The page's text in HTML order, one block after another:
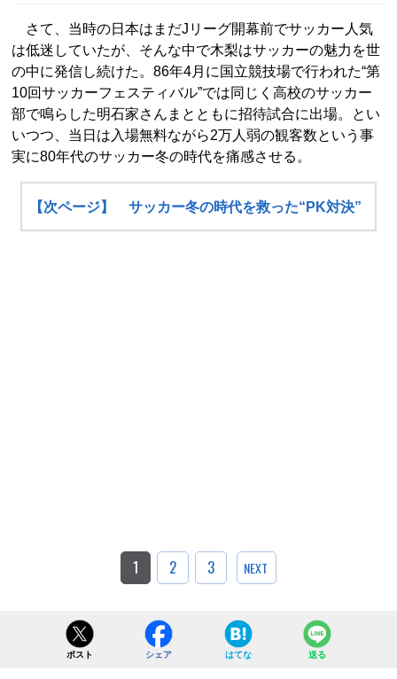
さて、当時の日本はまだJリーグ開幕前でサッカー人気
は低迷していたが、そんな中で木梨はサッカーの魅力を世
の中に発信し続けた。86年4月に国立競技場で行われた“第
10回サッカーフェスティバル”では同じく高校のサッカー
部で鳴らした明石家さんまとともに招待試合に出場。とい
いつつ、当日は入場無料ながら2万人弱の観客数という事
実に80年代のサッカー冬の時代を痛感させる。
【次ページ】 サッカー冬の時代を救った“PK対決”
1 2 3 NEXT
ポスト シェア はてな 送る